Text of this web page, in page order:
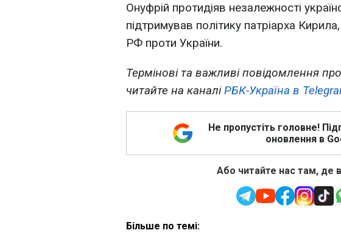
Онуфрій протидіяв незалежності
підтримував політику патріарха
РФ проти України.
Термінові та важливі повідомлення
читайте на каналіРБК-Україна в
Не пропустіть головне!
оновлення в
Або читайте нас там, де
Більше по темі: